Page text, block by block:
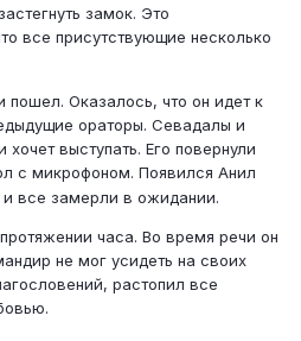
замок. Это
все присутствующие несколько
Оказалось, что он идет к
ораторы. Севадалы и
выступать. Его повернули
с микрофоном. Появился Анил
все замерли в ожидании.
часа. Во время речи он
не мог усидеть на своих
растопил все